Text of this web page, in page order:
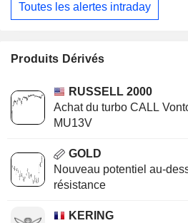
Toutes les alertes intraday
Produits Dérivés
RUSSELL 2000
Achat du turbo CALL
MU13V
GOLD
Nouveau potentiel au-
résistance
KERING